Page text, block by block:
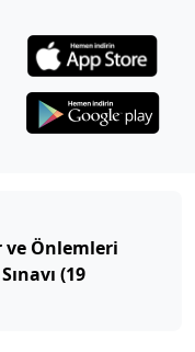
ve Önlemleri
(19